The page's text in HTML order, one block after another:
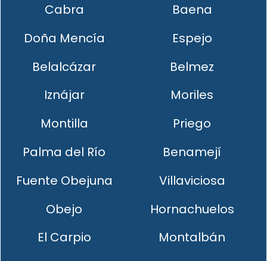
Cabra
Baena
Doña Mencía
Espejo
Belalcázar
Belmez
Iznájar
Moriles
Montilla
Priego
Palma del Río
Benamejí
Fuente Obejuna
Villaviciosa
Obejo
Hornachuelos
El Carpio
Montalbán